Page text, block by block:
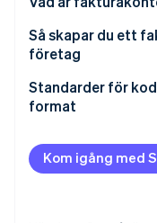
Så skapar du ett
företag
Börja med en
Skapa projektkoder
Standarder för
format
Alfanumerisk
Hierarkiska koder
Kom igång med